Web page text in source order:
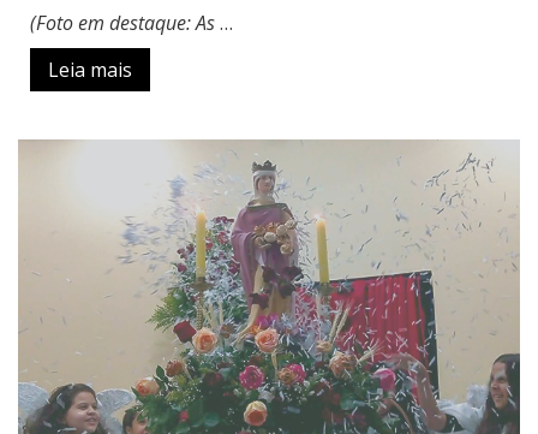
(Foto em destaque: As…
Leia mais